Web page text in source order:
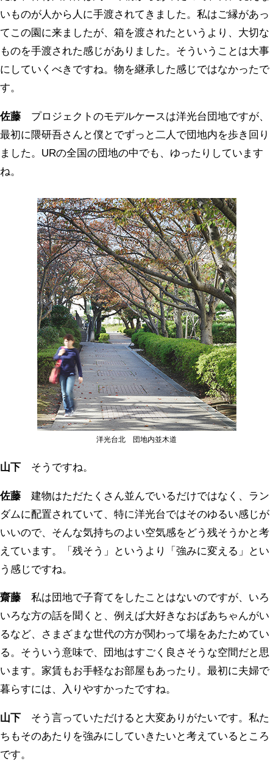
いものが人から人に手渡されてきました。私はご縁があっ
てこの園に来ましたが、箱を渡されたというより、大切な
ものを手渡された感じがありました。そういうことは大事
にしていくべきですね。物を継承した感じではなかったで
す。
佐藤 プロジェクトのモデルケースは洋光台団地ですが、
最初に隈研吾さんと僕とでずっと二人で団地内を歩き回り
ました。URの全国の団地の中でも、ゆったりしています
ね。
洋光台北 団地内並木道
山下 そうですね。
佐藤 建物はただたくさん並んでいるだけではなく、ラン
ダムに配置されていて、特に洋光台ではそのゆるい感じが
いいので、そんな気持ちのよい空気感をどう残そうかと考
えています。「残そう」というより「強みに変える」とい
う感じですね。
齋藤 私は団地で子育てをしたことはないのですが、いろ
いろな方の話を聞くと、例えば大好きなおばあちゃんがい
るなど、さまざまな世代の方が関わって場をあたためてい
る。そういう意味で、団地はすごく良さそうな空間だと思
います。家賃もお手軽なお部屋もあったり。最初に夫婦で
暮らすには、入りやすかったですね。
山下 そう言っていただけると大変ありがたいです。私た
ちもそのあたりを強みにしていきたいと考えているところ
です。